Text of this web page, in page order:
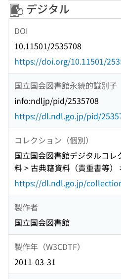
デジタル
DOI
10.11501/2535708
https://doi.org/10.11501/
国立国会図書館永続的識別子
info:ndljp/pid/2535708
https://dl.ndl.go.jp/pid/
コレクション（個別）
国立国会図書館デジタルコレ
料 > 古典籍資料（貴重書等）
https://dl.ndl.go.jp/
製作者
国立国会図書館
製作年（W3CDTF）
2011-03-31